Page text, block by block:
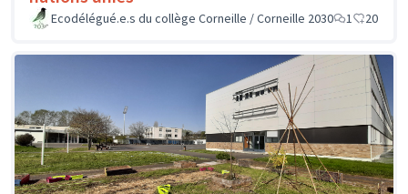
Ecodélégué.e.s du collège Corneille / Corneille 2030 1 20